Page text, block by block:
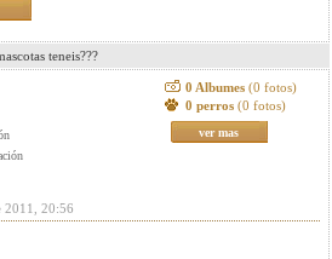
teneis???
0 Albumes (0 fotos)
0 perros (0 fotos)
ver mas
2011, 20:56